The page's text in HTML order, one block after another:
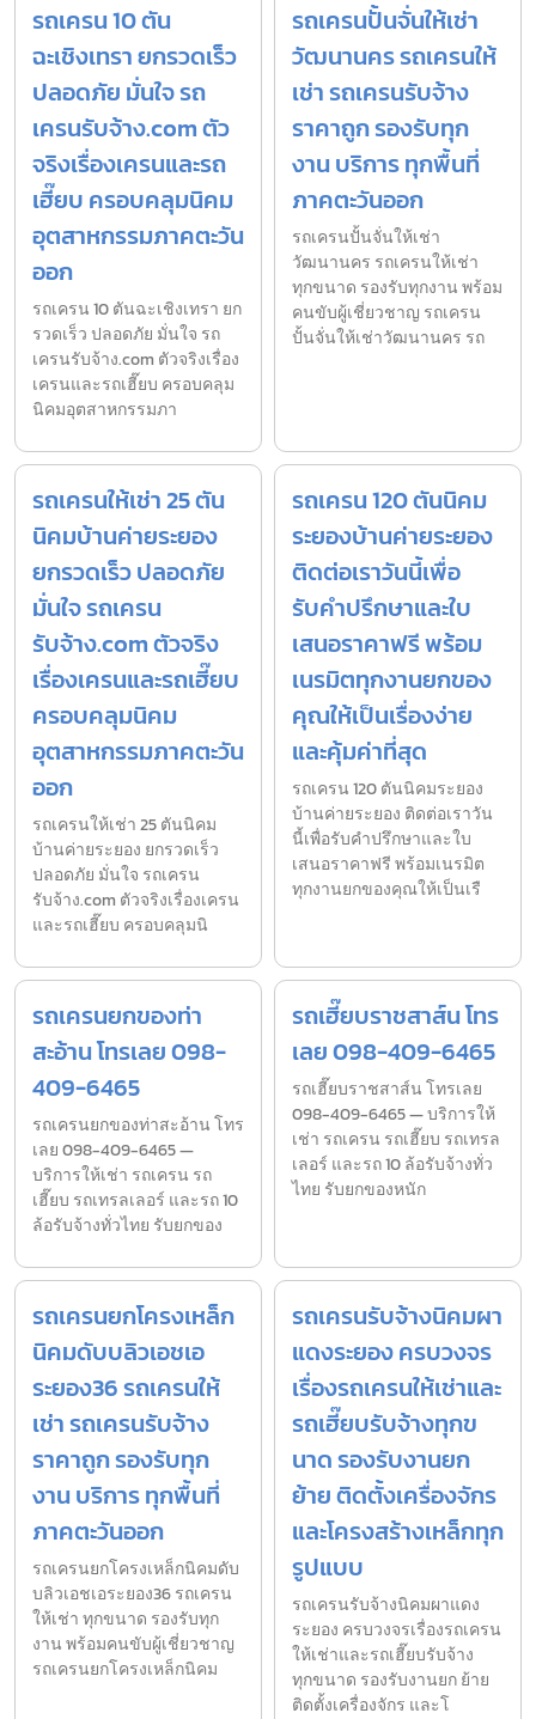
รถเครน 10 ตัน
ฉะเชิงเทรา ยกรวดเร็ว
ปลอดภัย มั่นใจ รถ
เครนรับจ้าง.com ตัว
จริงเรื่องเครนและรถ
เฮี๊ยบ ครอบคลุมนิคม
อุตสาหกรรมภาคตะวัน
ออก
รถเครน 10 ตันฉะเชิงเทรา ยก
รวดเร็ว ปลอดภัย มั่นใจ รถ
เครนรับจ้าง.com ตัวจริงเรื่อง
เครนและรถเฮี๊ยบ ครอบคลุม
นิคมอุตสาหกรรมภา
รถเครนปั้นจั่นให้เช่า
วัฒนานคร รถเครนให้
เช่า รถเครนรับจ้าง
ราคาถูก รองรับทุก
งาน บริการ ทุกพื้นที่
ภาคตะวันออก
รถเครนปั้นจั่นให้เช่า
วัฒนานคร รถเครนให้เช่า
ทุกขนาด รองรับทุกงาน พร้อม
คนขับผู้เชี่ยวชาญ รถเครน
ปั้นจั่นให้เช่าวัฒนานคร รถ
รถเครนให้เช่า 25 ตัน
นิคมบ้านค่ายระยอง
ยกรวดเร็ว ปลอดภัย
มั่นใจ รถเครน
รับจ้าง.com ตัวจริง
เรื่องเครนและรถเฮี๊ยบ
ครอบคลุมนิคม
อุตสาหกรรมภาคตะวัน
ออก
รถเครนให้เช่า 25 ตันนิคม
บ้านค่ายระยอง ยกรวดเร็ว
ปลอดภัย มั่นใจ รถเครน
รับจ้าง.com ตัวจริงเรื่องเครน
และรถเฮี๊ยบ ครอบคลุมนิ
รถเครน 120 ตันนิคม
ระยองบ้านค่ายระยอง
ติดต่อเราวันนี้เพื่อ
รับคำปรึกษาและใบ
เสนอราคาฟรี พร้อม
เนรมิตทุกงานยกของ
คุณให้เป็นเรื่องง่าย
และคุ้มค่าที่สุด
รถเครน 120 ตันนิคมระยอง
บ้านค่ายระยอง ติดต่อเราวัน
นี้เพื่อรับคำปรึกษาและใบ
เสนอราคาฟรี พร้อมเนรมิต
ทุกงานยกของคุณให้เป็นเรื
รถเครนยกของท่า
สะอ้าน โทรเลย 098-
409-6465
รถเครนยกของท่าสะอ้าน โทร
เลย 098-409-6465 —
บริการให้เช่า รถเครน รถ
เฮี๊ยบ รถเทรลเลอร์ และรถ 10
ล้อรับจ้างทั่วไทย รับยกของ
รถเฮี๊ยบราชสาส์น โทร
เลย 098-409-6465
รถเฮี๊ยบราชสาส์น โทรเลย
098-409-6465 — บริการให้
เช่า รถเครน รถเฮี๊ยบ รถเทรล
เลอร์ และรถ 10 ล้อรับจ้างทั่ว
ไทย รับยกของหนัก
รถเครนยกโครงเหล็ก
นิคมดับบลิวเอชเอ
ระยอง36 รถเครนให้
เช่า รถเครนรับจ้าง
ราคาถูก รองรับทุก
งาน บริการ ทุกพื้นที่
ภาคตะวันออก
รถเครนยกโครงเหล็กนิคมดับ
บลิวเอชเอระยอง36 รถเครน
ให้เช่า ทุกขนาด รองรับทุก
งาน พร้อมคนขับผู้เชี่ยวชาญ
รถเครนยกโครงเหล็กนิคม
รถเครนรับจ้างนิคมผา
แดงระยอง ครบวงจร
เรื่องรถเครนให้เช่าและ
รถเฮี๊ยบรับจ้างทุกข
นาด รองรับงานยก
ย้าย ติดตั้งเครื่องจักร
และโครงสร้างเหล็กทุก
รูปแบบ
รถเครนรับจ้างนิคมผาแดง
ระยอง ครบวงจรเรื่องรถเครน
ให้เช่าและรถเฮี๊ยบรับจ้าง
ทุกขนาด รองรับงานยก ย้าย
ติดตั้งเครื่องจักร และโ